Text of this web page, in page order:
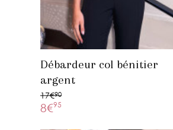
Débardeur col bénitier
argent
17€90
8€95